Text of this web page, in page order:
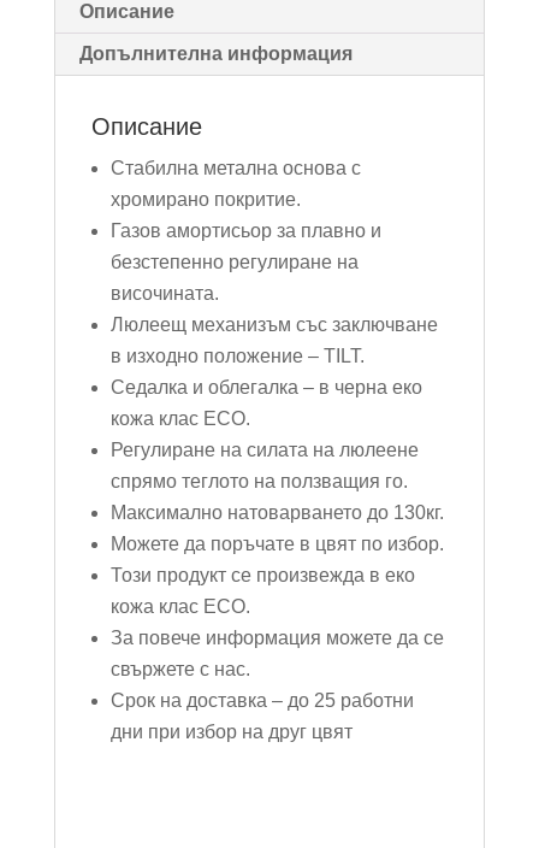
Описание
Допълнителна информация
Описание
Стабилна метална основа с
хромирано покритие.
Газов амортисьор за плавно и
безстепенно регулиране на
височината.
Люлеещ механизъм със заключване
в изходно положение – TILT.
Седалка и облегалка – в черна еко
кожа клас ECO.
Регулиране на силата на люлеенe
спрямо теглото на ползващия го.
Максимално натоварването до 130кг.
Можете да поръчате в цвят по избор.
Този продукт се произвежда в еко
кожа клас ECO.
За повече информация можете да се
свържете с нас.
Срок на доставка – до 25 работни
дни при избор на друг цвят